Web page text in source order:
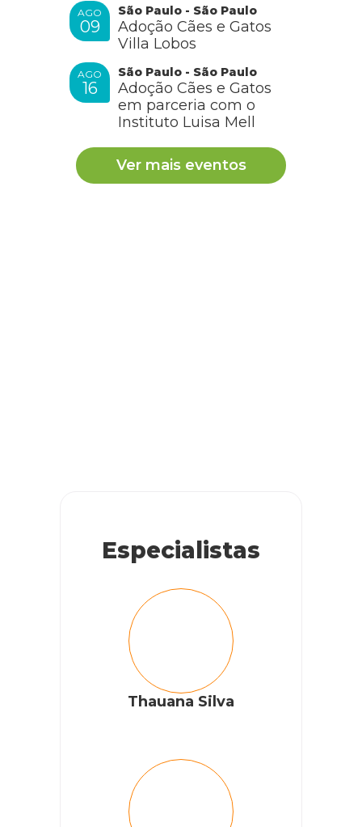
AGO
09
São Paulo - São Paulo
Adoção Cães e Gatos
Villa Lobos
AGO
16
São Paulo - São Paulo
Adoção Cães e Gatos
em parceria com o
Instituto Luisa Mell
Ver mais eventos
Especialistas
Thauana Silva